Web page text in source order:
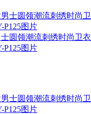
圆领潮流刺绣时尚卫衣
P125图片